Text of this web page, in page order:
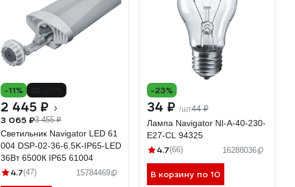
-11%
2 445 ₽
3 065 ₽3 455 ₽
Светильник Navigator LED 61
004 DSP-02-36-6.5K-IP65-LED
36Вт 6500К IP65 61004
4.7(47) 15784469
-23%
34 ₽ /шт44 ₽
Лампа Navigator NI-A-40-230-
E27-CL 94325
4.7(66) 16288036
В корзину по 10